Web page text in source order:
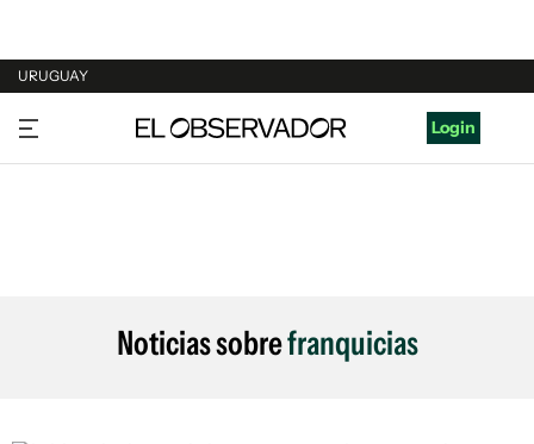
URUGUAY
URUGUAY
ARGENTINA
Login
Noticias sobrefranquicias